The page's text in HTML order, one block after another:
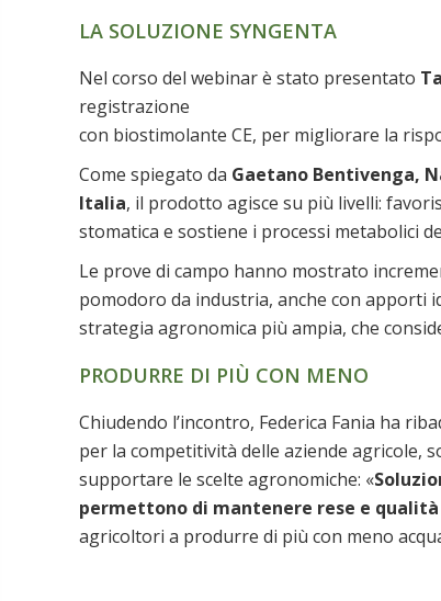
LA SOLUZIONE SYNGENTA
Nel corso del webinar è stato presentato
registrazione
con biostimolante CE, per migliorare la
Come spiegato da Gaetano Bentivenga,
Italia, il prodotto agisce su più livelli:
stomatica e sostiene i processi metabolici
Le prove di campo hanno mostrato
pomodoro da industria, anche con apporti
strategia agronomica più ampia, che
PRODURRE DI PIÙ CON MENO
Chiudendo l’incontro, Federica Fania ha
per la competitività delle aziende agricole,
supportare le scelte agronomiche: «
permettono di mantenere rese e
agricoltori a produrre di più con meno